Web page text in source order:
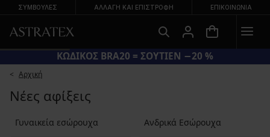
ΣΥΜΒΟΥΛΕΣ ΑΛΛΑΓΉ ΚΑΙ ΕΠΙΣΤΡΟΦΉ ΕΠΙΚΟΙΝΩΝΊΑ
ΚΩΔΙΚΟΣ BRA20 = ΣΟΥΤΙΕΝ −20 %
Αρχική
Νέες αφίξεις
Γυναικεία εσώρουχα Ανδρικά Εσώρουχα